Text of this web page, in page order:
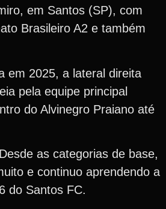
em Santos (SP), com
Brasileiro A2 e também
em 2025, a lateral direita
pela equipe principal
do Alvinegro Praiano até
as categorias de base,
e continuo aprendendo a
do Santos FC.